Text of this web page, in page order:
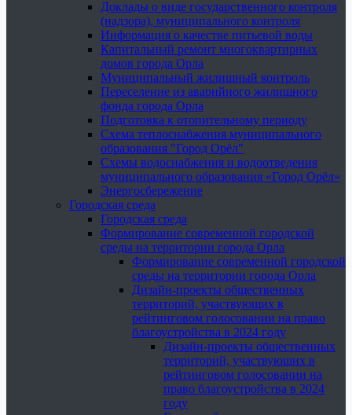
Доклады о виде государственного контроля
(надзора), муниципального контроля
Информация о качестве питьевой воды
Капитальный ремонт многоквартирных
домов города Орла
Муниципальный жилищный контроль
Переселение из аварийного жилищного
фонда города Орла
Подготовка к отопительному периоду
Схема теплоснабжения муниципального
образования "Город Орёл"
Схемы водоснабжения и водоотведения
муниципального образования «Город Орёл»
Энергосбережение
Городская среда
Городская среда
Формирование современной городской
среды на территории города Орла
Формирование современной городской
среды на территории города Орла
Дизайн-проекты общественных
территорий, участвующих в
рейтинговом голосовании на право
благоустройства в 2024 году
Дизайн-проекты общественных
территорий, участвующих в
рейтинговом голосовании на
право благоустройства в 2024
году